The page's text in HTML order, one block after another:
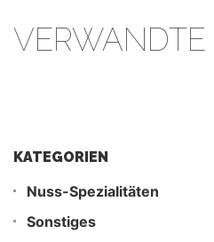
KATEGORIEN
Nuss-Spezialitäten
Sonstiges